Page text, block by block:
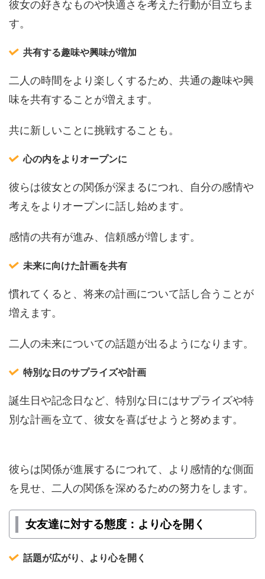
彼女の好きなものや快適さを考えた行動が目立ちま
す。
共有する趣味や興味が増加
二人の時間をより楽しくするため、共通の趣味や興
味を共有することが増えます。
共に新しいことに挑戦することも。
心の内をよりオープンに
彼らは彼女との関係が深まるにつれ、自分の感情や
考えをよりオープンに話し始めます。
感情の共有が進み、信頼感が増します。
未来に向けた計画を共有
慣れてくると、将来の計画について話し合うことが
増えます。
二人の未来についての話題が出るようになります。
特別な日のサプライズや計画
誕生日や記念日など、特別な日にはサプライズや特
別な計画を立て、彼女を喜ばせようと努めます。
彼らは関係が進展するにつれて、より感情的な側面
を見せ、二人の関係を深めるための努力をします。
女友達に対する態度：より心を開く
話題が広がり、より心を開く